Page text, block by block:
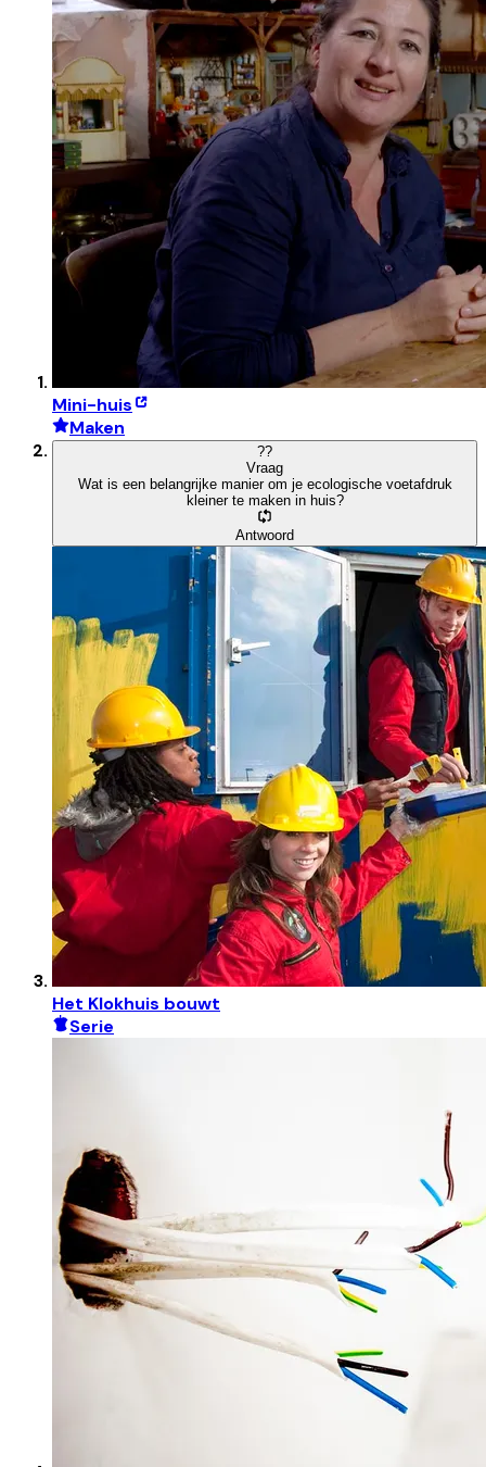
Mini-huis
Maken
??
Vraag
Wat is een belangrijke manier om je ecologische voetafdruk
kleiner te maken in huis?
Antwoord
Het Klokhuis bouwt
Serie